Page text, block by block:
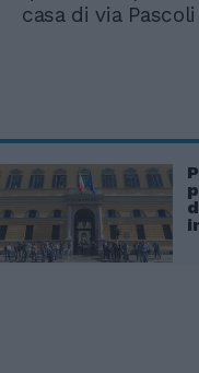
casa di via